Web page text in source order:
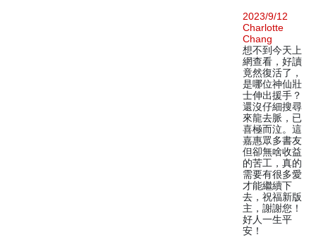
2023/9/12
Charlotte
Chang
想不到今天上
網查看，好讀
竟然復活了，
是哪位神仙壯
士伸出援手？
還沒仔細搜尋
來龍去脈，已
喜極而泣。這
嘉惠眾多書友
但卻無啥收益
的苦工，真的
需要有很多愛
才能繼續下
去，祝福新版
主，謝謝您！
好人一生平
安！